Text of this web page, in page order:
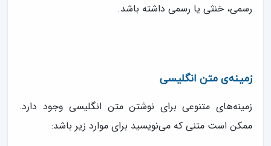
رسمی، خنثی یا رسمی داشته باشد.
زمینه‌ی متن انگلیسی
زمینه‌های متنوعی برای نوشتن متن انگلیسی وجود دارد.
ممکن است متنی که می‌نویسید برای موارد زیر باشد: